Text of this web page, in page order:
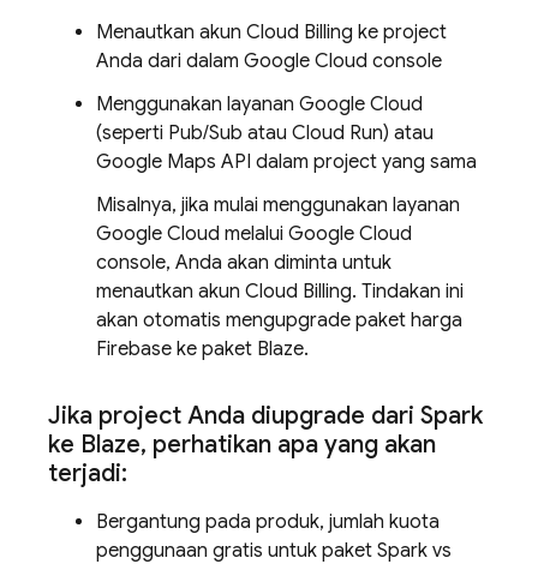
Menautkan akun Cloud Billing ke project
Anda dari dalam Google Cloud console
Menggunakan layanan Google Cloud
(seperti Pub/Sub atau Cloud Run) atau
Google Maps API dalam project yang sama
Misalnya, jika mulai menggunakan layanan
Google Cloud melalui Google Cloud
console, Anda akan diminta untuk
menautkan akun Cloud Billing. Tindakan ini
akan otomatis mengupgrade paket harga
Firebase ke paket Blaze.
Jika project Anda diupgrade dari Spark
ke Blaze, perhatikan apa yang akan
terjadi:
Bergantung pada produk, jumlah kuota
penggunaan gratis untuk paket Spark vs